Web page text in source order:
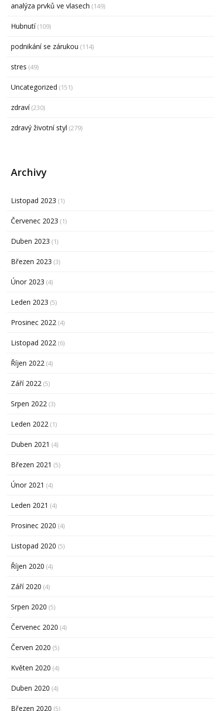
analýza prvků ve vlasech (149)
Hubnutí(109)
podnikání se zárukou (114)
stres (49)
Uncategorized (151)
zdraví(230)
zdravý životní styl (279)
Archivy
Listopad 2023 (1)
Červenec 2023 (1)
Duben 2023 (1)
Březen 2023 (3)
Únor 2023 (4)
Leden 2023 (5)
Prosinec 2022 (4)
Listopad 2022 (6)
Říjen 2022 (4)
Září 2022 (5)
Srpen 2022 (3)
Leden 2022 (1)
Duben 2021 (4)
Březen 2021 (5)
Únor 2021 (4)
Leden 2021 (4)
Prosinec 2020 (4)
Listopad 2020 (5)
Říjen 2020 (4)
Září 2020 (4)
Srpen 2020 (5)
Červenec 2020 (4)
Červen 2020 (5)
Květen 2020 (4)
Duben 2020 (4)
Březen 2020 (5)